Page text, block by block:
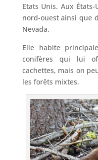
Etats Unis. Aux
nord-ouest ainsi que
Nevada.
Elle habite
conifères qui lui
cachettes, mais on
les forêts mixtes.